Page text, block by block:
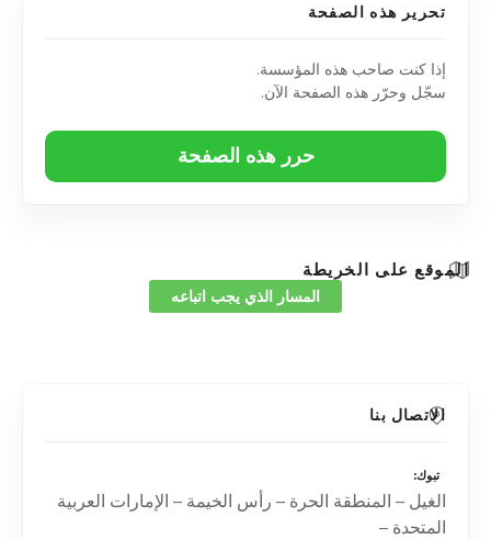
تحرير هذه الصفحة
إذا كنت صاحب هذه المؤسسة.
سجّل وحرّر هذه الصفحة الآن.
حرر هذه الصفحة
الموقع على الخريطة
المسار الذي يجب اتباعه
الاتصال بنا
تبوك
الغيل – المنطقة الحرة – رأس الخيمة – الإمارات العربية
المتحدة –